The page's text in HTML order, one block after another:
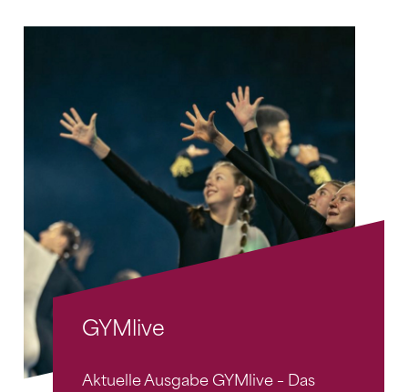
GYMlive
Aktuelle Ausgabe GYMlive – Das